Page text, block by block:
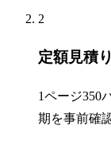
2
定額見積
1ページ350
期を事前確認